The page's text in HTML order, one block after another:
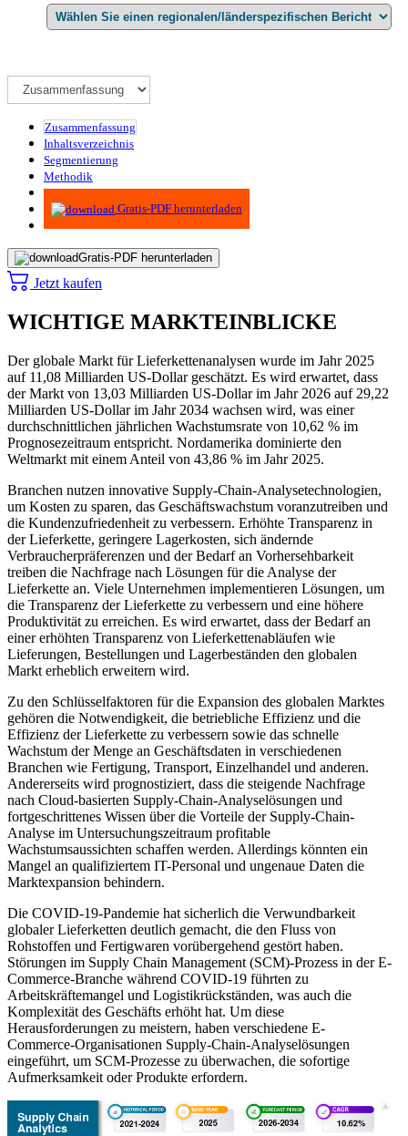
Zusammenfassung
Inhaltsverzeichnis
Segmentierung
Methodik
Infografiken
Gratis-PDF herunterladen
Gratis-PDF herunterladen
Jetzt kaufen
WICHTIGE MARKTEINBLICKE
Der globale Markt für Lieferkettenanalysen wurde im Jahr 2025
auf 11,08 Milliarden US-Dollar geschätzt. Es wird erwartet, dass
der Markt von 13,03 Milliarden US-Dollar im Jahr 2026 auf 29,22
Milliarden US-Dollar im Jahr 2034 wachsen wird, was einer
durchschnittlichen jährlichen Wachstumsrate von 10,62 % im
Prognosezeitraum entspricht. Nordamerika dominierte den
Weltmarkt mit einem Anteil von 43,86 % im Jahr 2025.
Branchen nutzen innovative Supply-Chain-Analysetechnologien,
um Kosten zu sparen, das Geschäftswachstum voranzutreiben und
die Kundenzufriedenheit zu verbessern. Erhöhte Transparenz in
der Lieferkette, geringere Lagerkosten, sich ändernde
Verbraucherpräferenzen und der Bedarf an Vorhersehbarkeit
treiben die Nachfrage nach Lösungen für die Analyse der
Lieferkette an. Viele Unternehmen implementieren Lösungen, um
die Transparenz der Lieferkette zu verbessern und eine höhere
Produktivität zu erreichen. Es wird erwartet, dass der Bedarf an
einer erhöhten Transparenz von Lieferkettenabläufen wie
Lieferungen, Bestellungen und Lagerbeständen den globalen
Markt erheblich erweitern wird.
Zu den Schlüsselfaktoren für die Expansion des globalen Marktes
gehören die Notwendigkeit, die betriebliche Effizienz und die
Effizienz der Lieferkette zu verbessern sowie das schnelle
Wachstum der Menge an Geschäftsdaten in verschiedenen
Branchen wie Fertigung, Transport, Einzelhandel und anderen.
Andererseits wird prognostiziert, dass die steigende Nachfrage
nach Cloud-basierten Supply-Chain-Analyselösungen und
fortgeschrittenes Wissen über die Vorteile der Supply-Chain-
Analyse im Untersuchungszeitraum profitable
Wachstumsaussichten schaffen werden. Allerdings könnten ein
Mangel an qualifiziertem IT-Personal und ungenaue Daten die
Marktexpansion behindern.
Die COVID-19-Pandemie hat sicherlich die Verwundbarkeit
globaler Lieferketten deutlich gemacht, die den Fluss von
Rohstoffen und Fertigwaren vorübergehend gestört haben.
Störungen im Supply Chain Management (SCM)-Prozess in der E-
Commerce-Branche während COVID-19 führten zu
Arbeitskräftemangel und Logistikrückständen, was auch die
Komplexität des Geschäfts erhöht hat. Um diese
Herausforderungen zu meistern, haben verschiedene E-
Commerce-Organisationen Supply-Chain-Analyselösungen
eingeführt, um SCM-Prozesse zu überwachen, die sofortige
Aufmerksamkeit oder Produkte erfordern.